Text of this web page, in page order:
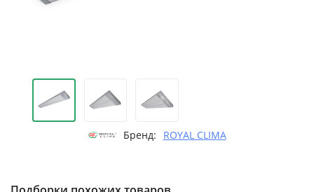
Бренд: ROYAL CLIMA